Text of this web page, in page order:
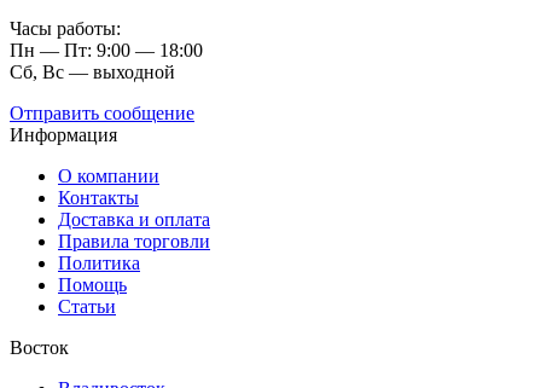
Часы работы:
Пн — Пт: 9:00 — 18:00
Сб, Вc — выходной
Отправить сообщение
Информация
О компании
Контакты
Доставка и оплата
Правила торговли
Политика
Помощь
Статьи
Восток